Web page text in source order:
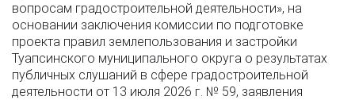
вопросам градостроительной деятельности», на
основании заключения комиссии по подготовке
проекта правил землепользования и застройки
Туапсинского муниципального округа о результатах
публичных слушаний в сфере градостроительной
деятельности от 13 июля 2026 г. № 59, заявления